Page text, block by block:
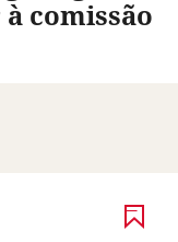
comissão